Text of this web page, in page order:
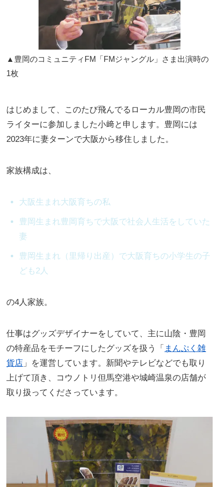
▲豊岡のコミュニティFM「FMジャングル」さま出演時の
1枚
はじめまして、このたび飛んでるローカル豊岡の市民
ライターに参加しました小﨑と申します。豊岡には
2023年に妻ターンで大阪から移住しました。
家族構成は、
大阪生まれ大阪育ちの私
豊岡生まれ豊岡育ちで大阪で社会人生活をしていた
妻
豊岡生まれ（里帰り出産）で大阪育ちの小学生の子
ども2人
の4人家族。
仕事はグッズデザイナーをしていて、主に山陰・豊岡
の特産品をモチーフにしたグッズを扱う「 まんぷく雑
貨店 」を運営しています。新聞やテレビなどでも取り
上げて頂き、コウノトリ但馬空港や城崎温泉の店舗が
取り扱ってくださっています。